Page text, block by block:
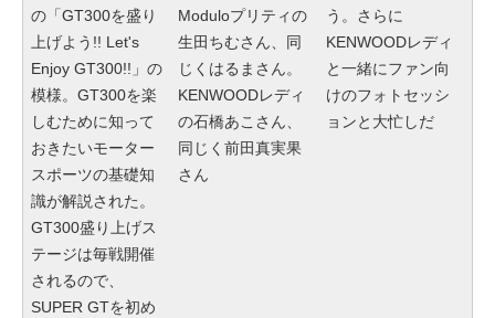
の「GT300を盛り
上げよう!! Let's
Enjoy GT300!!」の
模様。GT300を楽
しむために知って
おきたいモーター
スポーツの基礎知
識が解説された。
GT300盛り上げス
テージは毎戦開催
されるので、
SUPER GTを初め
Moduloプリティの
生田ちむさん、同
じくはるまさん。
KENWOODレディ
の石橋あこさん、
同じく前田真実果
さん
う。さらに
KENWOODレディ
と一緒にファン向
けのフォトセッシ
ョンと大忙しだ